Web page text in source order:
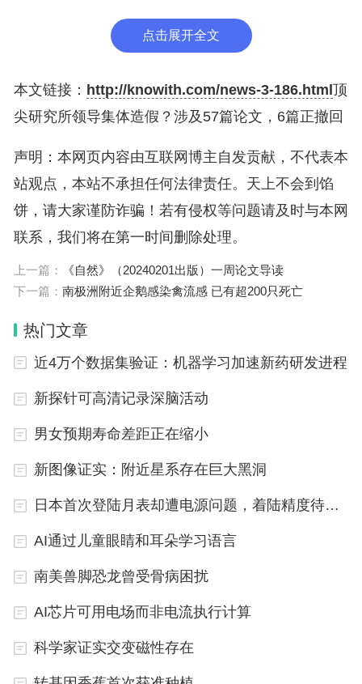
哈佛大学丹娜-法伯癌症研究所
数据造假风波
“你想知道为什么投入数十亿美元在癌症研究上，但研究进展仍
旧如此缓慢吗？David将告诉你具体原因。”1月2日，David在Fo
r Better Science网站上点燃战火，矛头直指DFCI的4名高级研
究人员有多篇论文涉嫌伪造数据，包括Glimcher的3篇论文、H
ahn的12篇论文、Ghobrial的10篇论文和Anderson的16篇论
DFCI被认为是美国癌症治疗和研究领域的先锋。根据美国联邦
数据库的数据，仅2023年，它就从美国国立卫生研究院获得了
的方法，分析了他们是如何伪造实验图片和数据的。这些被指
控的论文发表时间在1999年至2017年，普遍的问题是图像中有
应论文来源。比如本应该显示来自不同时间点、不同样本的图
片，却出现了疑似复制粘贴的行为。
点击展开全文
本文链接： http://knowith.com/news-3-186.html 顶
尖研究所领导集体造假？涉及57篇论文，6篇正撤回
声明：本网页内容由互联网博主自发贡献，不代表本
站观点，本站不承担任何法律责任。天上不会到馅
饼，请大家谨防诈骗！若有侵权等问题请及时与本网
联系，我们将在第一时间删除处理。
上一篇：
《自然》（20240201出版）一周论文导读
下一篇： 南极洲附近企鹅感染禽流感 已有超200只死亡
热门文章
近4万个数据集验证：机器学习加速新药研发进程
新探针可高清记录深脑活动
男女预期寿命差距正在缩小
新图像证实：附近星系存在巨大黑洞
日本首次登陆月表却遭电源问题，着陆精度待确认
AI通过儿童眼睛和耳朵学习语言
南美兽脚恐龙曾受骨病困扰
AI芯片可用电场而非电流执行计算
科学家证实交变磁性存在